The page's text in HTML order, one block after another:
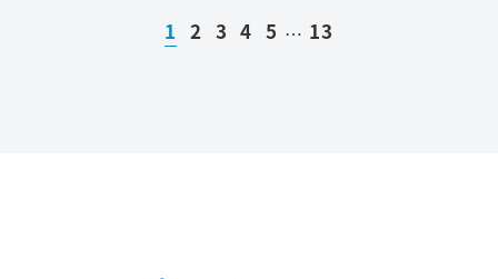
1 2 3 4 5 … 13